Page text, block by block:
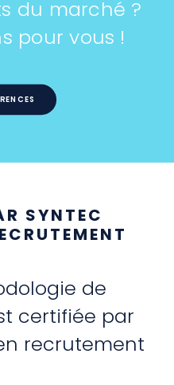
du marché ?
pour vous !
SYNTEC
de
certifiée par
recrutement